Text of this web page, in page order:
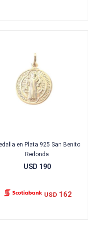
en Plata 925 San Benito
Redonda
USD 190
USD 162